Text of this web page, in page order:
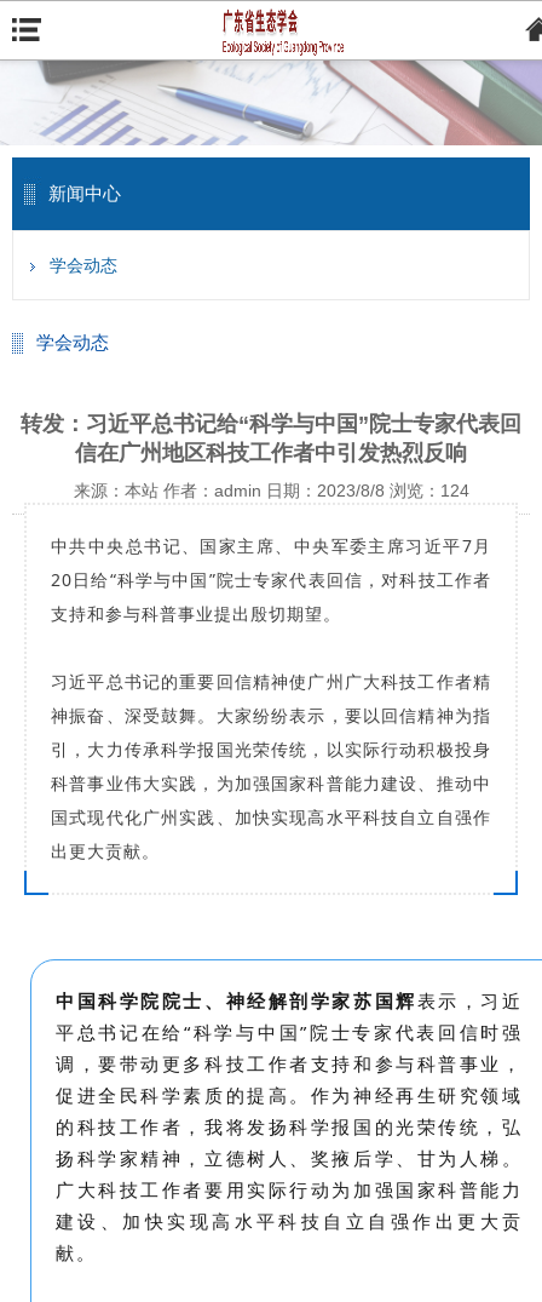
新闻中心
学会动态
学会动态
转发：习近平总书记给“科学与中国”院士专家代表回
信在广州地区科技工作者中引发热烈反响
来源：本站 作者：admin 日期：2023/8/8 浏览： 124
中共中央总书记、国家主席、中央军委主席习近平7月
20日给“科学与中国”院士专家代表回信，对科技工作者
支持和参与科普事业提出殷切期望。
习近平总书记的重要回信精神使广州广大科技工作者精
神振奋、深受鼓舞。大家纷纷表示，要以回信精神为指
引，大力传承科学报国光荣传统，以实际行动积极投身
科普事业伟大实践，为加强国家科普能力建设、推动中
国式现代化广州实践、加快实现高水平科技自立自强作
出更大贡献。
中国科学院院士、神经解剖学家苏国辉表示， 习近
平总书记在给“科学与中国”院士专家代表回信时强
调，要带动更多科技工作者支持和参与科普事业，
促进全民科学素质的提高。作为神经再生研究领域
的科技工作者，我将发扬科学报国的光荣传统，弘
扬科学家精神，立德树人、奖掖后学、甘为人梯。
广大科技工作者要用实际行动为加强国家科普能力
建设、加快实现高水平科技自立自强作出更大贡
献。